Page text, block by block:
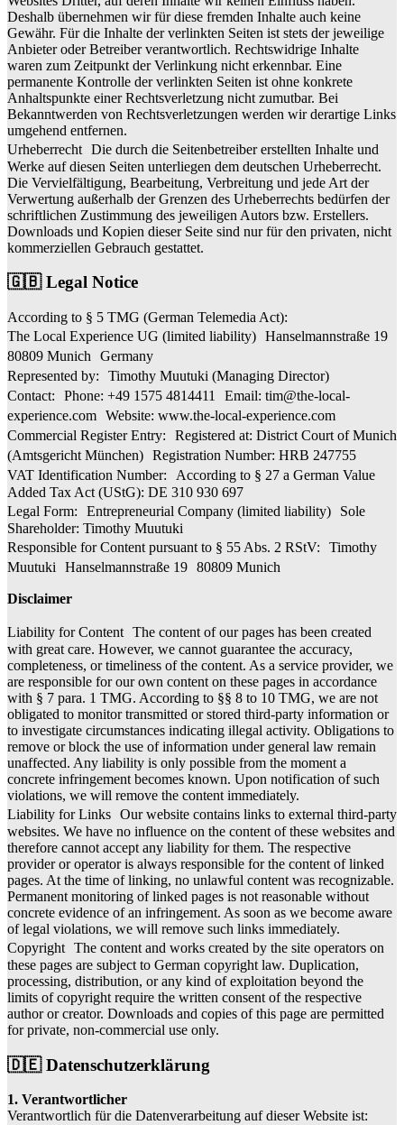
Deshalb übernehmen wir für diese fremden Inhalte auch keine
Gewähr. Für die Inhalte der verlinkten Seiten ist stets der jeweilige
Anbieter oder Betreiber verantwortlich. Rechtswidrige Inhalte
waren zum Zeitpunkt der Verlinkung nicht erkennbar. Eine
permanente Kontrolle der verlinkten Seiten ist ohne konkrete
Anhaltspunkte einer Rechtsverletzung nicht zumutbar. Bei
Bekanntwerden von Rechtsverletzungen werden wir derartige Links
umgehend entfernen.
Urheberrecht Die durch die Seitenbetreiber erstellten Inhalte und
Werke auf diesen Seiten unterliegen dem deutschen Urheberrecht.
Die Vervielfältigung, Bearbeitung, Verbreitung und jede Art der
Verwertung außerhalb der Grenzen des Urheberrechts bedürfen der
schriftlichen Zustimmung des jeweiligen Autors bzw. Erstellers.
Downloads und Kopien dieser Seite sind nur für den privaten, nicht
kommerziellen Gebrauch gestattet.
🇬🇧 Legal Notice
According to § 5 TMG (German Telemedia Act):
The Local Experience UG (limited liability) Hanselmannstraße 19
80809 Munich Germany
Represented by: Timothy Muutuki (Managing Director)
Contact: Phone: +49 1575 4814411 Email: tim@the-local-
experience.com Website: www.the-local-experience.com
Commercial Register Entry: Registered at: District Court of Munich
(Amtsgericht München) Registration Number: HRB 247755
VAT Identification Number: According to § 27 a German Value
Added Tax Act (UStG): DE 310 930 697
Legal Form: Entrepreneurial Company (limited liability) Sole
Shareholder: Timothy Muutuki
Responsible for Content pursuant to § 55 Abs. 2 RStV: Timothy
Muutuki Hanselmannstraße 19 80809 Munich
Disclaimer
Liability for Content The content of our pages has been created
with great care. However, we cannot guarantee the accuracy,
completeness, or timeliness of the content. As a service provider, we
are responsible for our own content on these pages in accordance
with § 7 para. 1 TMG. According to §§ 8 to 10 TMG, we are not
obligated to monitor transmitted or stored third-party information or
to investigate circumstances indicating illegal activity. Obligations to
remove or block the use of information under general law remain
unaffected. Any liability is only possible from the moment a
concrete infringement becomes known. Upon notification of such
violations, we will remove the content immediately.
Liability for Links Our website contains links to external third-party
websites. We have no influence on the content of these websites and
therefore cannot accept any liability for them. The respective
provider or operator is always responsible for the content of linked
pages. At the time of linking, no unlawful content was recognizable.
Permanent monitoring of linked pages is not reasonable without
concrete evidence of an infringement. As soon as we become aware
of legal violations, we will remove such links immediately.
Copyright The content and works created by the site operators on
these pages are subject to German copyright law. Duplication,
processing, distribution, or any kind of exploitation beyond the
limits of copyright require the written consent of the respective
author or creator. Downloads and copies of this page are permitted
for private, non-commercial use only.
🇩🇪 Datenschutzerklärung
1. Verantwortlicher
Verantwortlich für die Datenverarbeitung auf dieser Website ist: